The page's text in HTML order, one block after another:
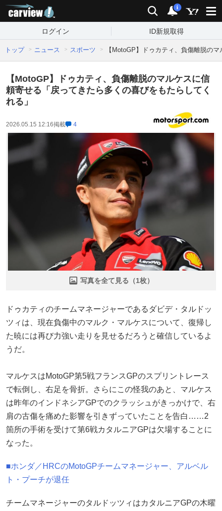
検索 通知
i
ログイン ID新規取得
トップ ニュース スポーツ 【MotoGP】ドゥカティ、負傷離脱の
【MotoGP】ドゥカティ、負傷離脱のマルケスに信
頼寄せる「戻ってきたら多くの喜びをもたらしてく
れる」
2026.05.15 12:16掲載 4
写真を全て見る（1枚）
ドゥカティのチームマネージャーであるダビデ・タルドッ
ツィは、現在負傷中のマルク・マルケスについて、復帰し
た暁には再び力強い走りを見せるだろうと確信しているよ
うだ。
マルケスはMotoGP第5戦フランスGPのスプリントレース
で転倒し、右足を骨折。さらにこの怪我のあと、マルケス
は昨年のインドネシアGPでのクラッシュがきっかけで、右
肩の古傷を痛めた影響を引きずっていたことを告白……2
箇所の手術を受けて第6戦カタルニアGPは欠場することに
なった。
■ホンダ／HRCのMotoGPチームマネージャー、アルベル
ト・プーチが退任
チームマネージャーのタルドッツィはカタルニアGPの木曜